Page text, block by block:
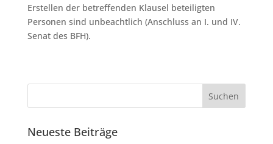
Erstellen der betreffenden Klausel beteiligten
Personen sind unbeachtlich (Anschluss an I. und IV.
Senat des BFH).
Neueste Beiträge